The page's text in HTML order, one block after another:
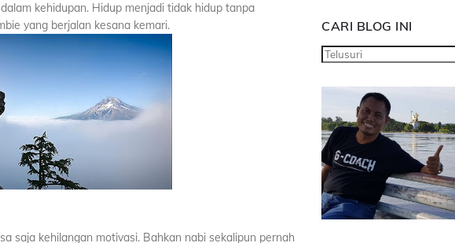
kehidupan. Hidup menjadi tidak hidup tanpa
yang berjalan kesana kemari.
saja kehilangan motivasi. Bahkan nabi sekalipun pernah
CARI BLOG INI